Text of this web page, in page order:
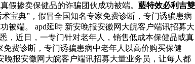
掺卖保健品的诈骗团伙成功被端。 藍特效必利吉雙
宝典”，假冒全国知名专家免费诊断，专门诱骗患病
端。 apd延時 新安晚报安徽网大皖客户端讯招募大
，近日，一专门针对老年人，销售低成本保健品或真
费诊断，专门诱骗患病中老年人以高价购买保健
晚报安徽网大皖客户端讯招募大量业务员，让每人都